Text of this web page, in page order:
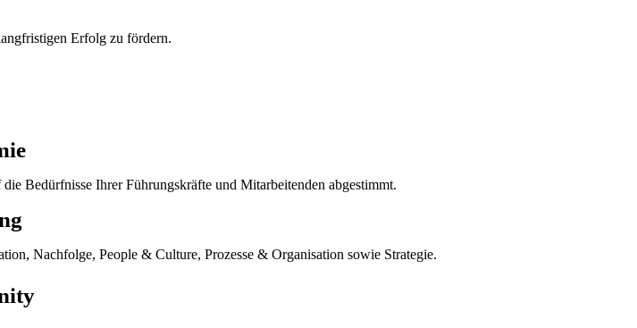
Erfolg zu fördern.
dieBedürfnisse Ihrer Führungskräfte und Mitarbeitenden abgestimmt.
Nachfolge, People & Culture, Prozesse & Organisation sowie Strategie.